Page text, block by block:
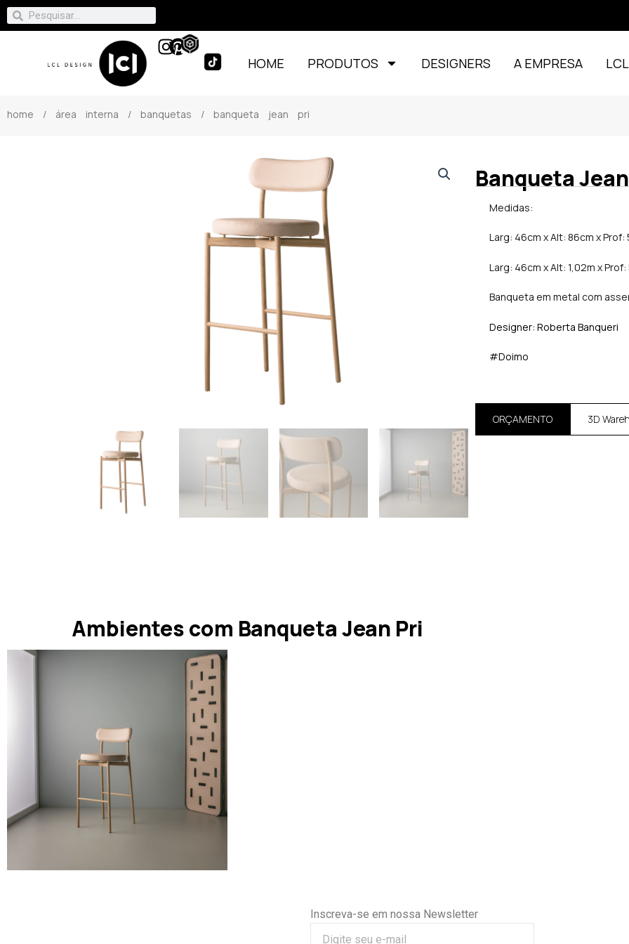
HOME PRODUTOS DESIGNERS A EMPRESA
home / área interna / banquetas / banqueta jean pri
Banqueta
Medidas:
Larg: 46cm x Alt: 86cm x Prof:
Larg: 46cm x Alt: 1,02m x Prof:
Banqueta em metal com
Designer: Roberta Banqueri
#Doimo
ORÇAMENTO 3D
Ambientes com Banqueta Jean Pri
Inscreva-se em nossa Newsletter